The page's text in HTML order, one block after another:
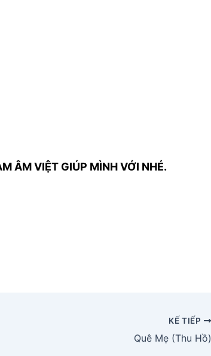
ÂM VIỆT GIÚP MÌNH VỚI NHÉ.
KẾ TIẾP
Quê Mẹ (Thu Hồ)